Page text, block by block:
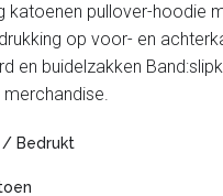
katoenen pullover-hoodie
op voor- en
en buidelzakken
Bedrukt